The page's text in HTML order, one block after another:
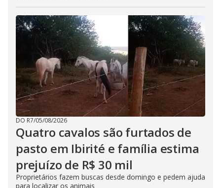
DO R7/05/08/2026
Quatro cavalos são furtados de
pasto em Ibirité e família estima
prejuízo de R$ 30 mil
Proprietários fazem buscas desde domingo e pedem ajuda
para localizar os animais